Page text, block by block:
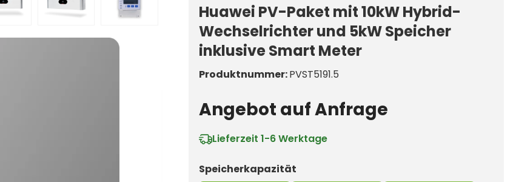
Huawei PV-Paket mit 10kW Hybrid-
Wechselrichter und 5kW Speicher
inklusive Smart Meter
Produktnummer:PVST5191.5
Angebot auf Anfrage
Lieferzeit 1-6 Werktage
Speicherkapazität